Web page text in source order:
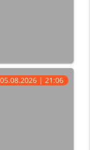
05.08.2026 | 21:06